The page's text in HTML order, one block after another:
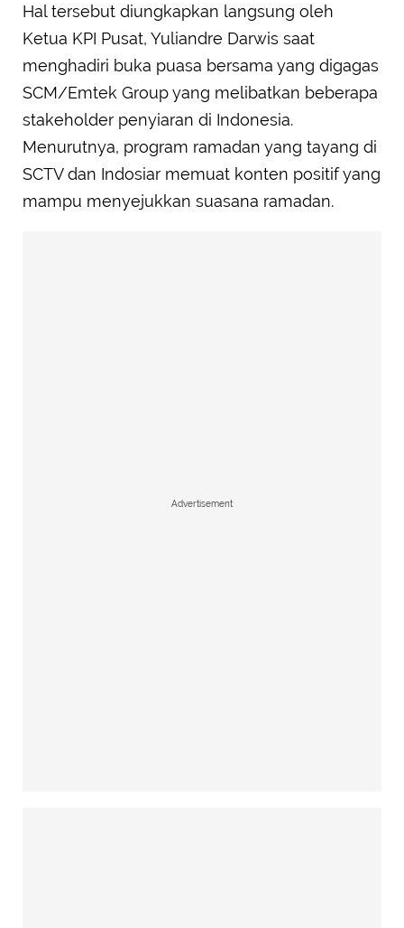
Hal tersebut diungkapkan langsung oleh
Ketua KPI Pusat, Yuliandre Darwis saat
menghadiri buka puasa bersama yang digagas
SCM/Emtek Group yang melibatkan beberapa
stakeholder penyiaran di Indonesia.
Menurutnya, program ramadan yang tayang di
SCTV dan Indosiar memuat konten positif yang
mampu menyejukkan suasana ramadan.
Advertisement